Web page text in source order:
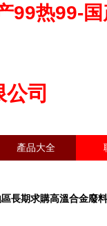
99热99-
司
產品大全
長期求購高溫合金廢